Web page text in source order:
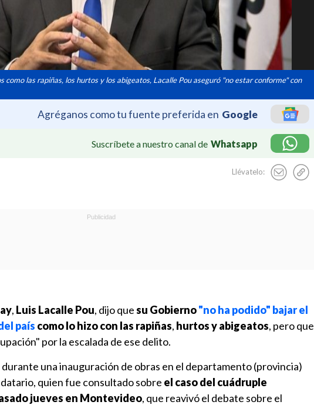
como las rapiñas, los hurtos y los abigeatos, Lacalle Pou aseguró "no estar conforme" con
Agréganos como tu fuente preferida en Google
Suscríbete a nuestro canal de Whatsapp
Llévatelo:
, Luis Lacalle Pou, dijo quesu Gobierno"no ha podido" bajar el
país como lo hizo con las rapiñas, hurtos y abigeatos, pero que
por la escalada de ese delito.
durante una inauguración de obras en el departamento (provincia)
quien fue consultado sobre el caso del cuádruple
jueves en Montevideo, que reavivó el debate sobre el